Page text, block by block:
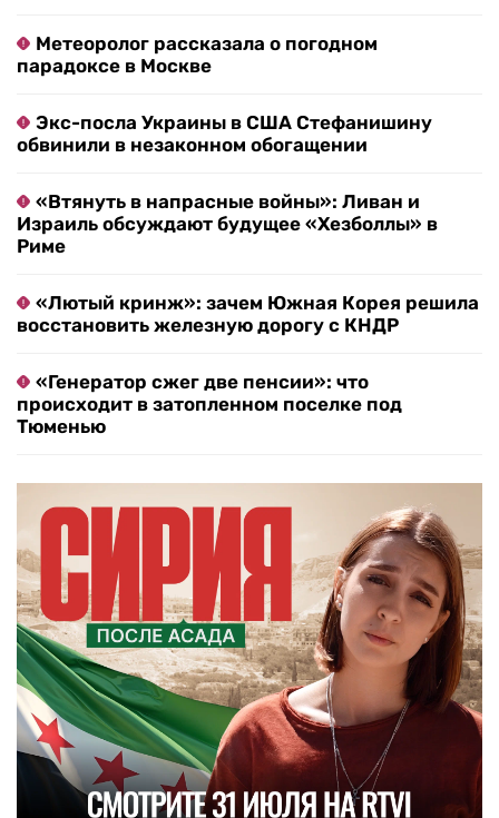
Метеоролог рассказала о погодном
парадоксе в Москве
Экс-посла Украины в США Стефанишину
обвинили в незаконном обогащении
«Втянуть в напрасные войны»: Ливан и
Израиль обсуждают будущее «Хезболлы» в
Риме
«Лютый кринж»: зачем Южная Корея решила
восстановить железную дорогу с КНДР
«Генератор сжег две пенсии»: что
происходит в затопленном поселке под
Тюменью